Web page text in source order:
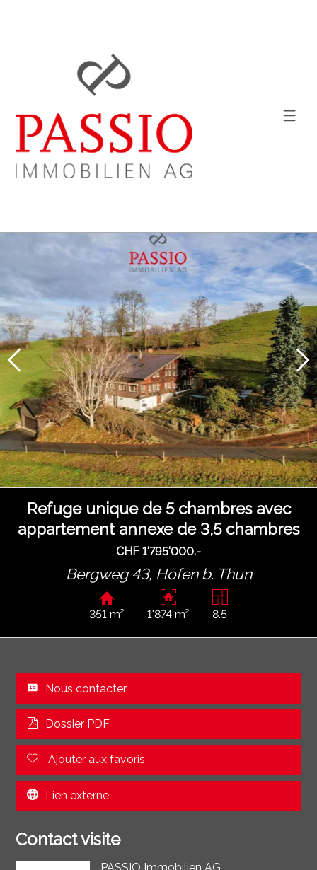
Refuge unique de 5 chambres avec
appartement annexe de 3,5 chambres
CHF 1'795'000.-
Bergweg 43, Höfen b. Thun
351 m² 1'874 m² 8.5
Nous contacter
Dossier PDF
Ajouter aux favoris
Lien externe
Contact visite